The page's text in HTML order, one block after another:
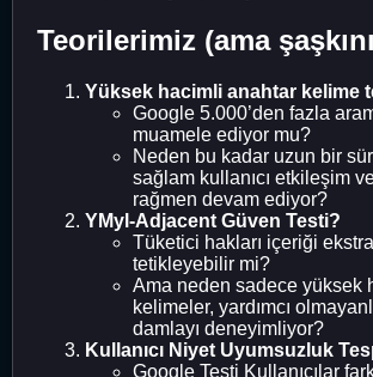
Teorilerimiz (ama
Yüksek hacimli anahtar kelime
Google 5.000’den fazla
muamele ediyor mu?
Neden bu kadar uzun bir
sağlam kullanıcı etkileşim
rağmen devam ediyor?
YMyl-Adjacent Güven Testi?
Tüketici hakları içeriği
tetikleyebilir mi?
Ama neden sadece yüksek
kelimeler, yardımcı
damlayı deneyimliyor?
Kullanıcı Niyet Uyumsuzluk
Google Testi Kullanıcılar